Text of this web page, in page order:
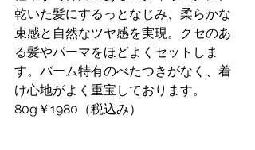
乾いた髪にするっとなじみ、柔らかな
束感と自然なツヤ感を実現。クセのあ
る髪やパーマをほどよくセットしま
す。バーム特有のべたつきがなく、着
け心地がよく重宝しております。
80g￥1980（税込み）